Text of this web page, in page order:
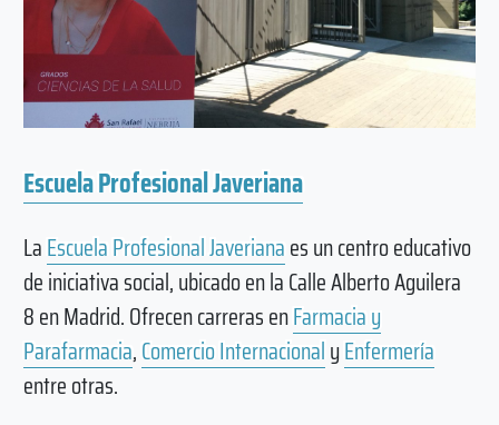
Escuela Profesional Javeriana
LaEscuela Profesional Javerianaes un centro educativo
de iniciativa social, ubicado en la Calle Alberto Aguilera
8 en Madrid. Ofrecen carreras enFarmacia y
Parafarmacia,Comercio InternacionalyEnfermería
entre otras.